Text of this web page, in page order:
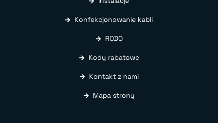
Konfekcjonowanie kabli
RODO
Kody rabatowe
Kontakt z nami
Mapa strony